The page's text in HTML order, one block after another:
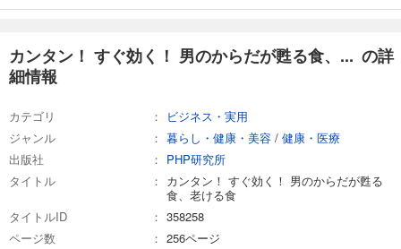
カンタン！ すぐ効く！ 男のからだが甦る食、... の詳
細情報
カテゴリ
ビジネス・実用
ジャンル
暮らし・健康・美容 / 健康・医療
出版社
PHP研究所
タイトル
カンタン！ すぐ効く！ 男のからだが甦る
食、老ける食
タイトルID
358258
ページ数
256ページ